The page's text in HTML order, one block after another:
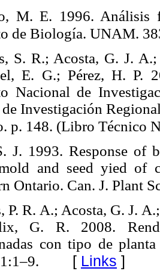
M. E. 1996. Análisis
de Biología. UNAM.
S. R.; Acosta, G. J.
E. G.; Pérez, H. P.
Nacional de
Investigación
p. 148. (Libro Técnico
J. 1993. Response of
and seed yied of
Ontario. Can. J. Plant
P. R. A.; Acosta, G. J.
G. R. 2008.
con tipo de
[ Links ]